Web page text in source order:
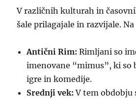
V različnih kulturah in
šale prilagajale in razvijale.
Antični Rim: Rimljani so
imenovane “mimus”, ki so
igre in komedije.
Srednji vek: V tem obdobju